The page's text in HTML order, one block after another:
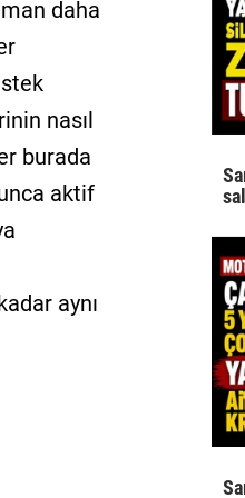
daha
nasıl
burada
aktif
aynı